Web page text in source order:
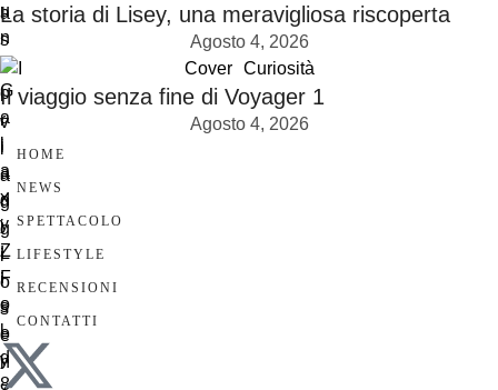
La storia di Lisey, una meravigliosa riscoperta
Agosto 4, 2026
Cover
Curiosità
Il viaggio senza fine di Voyager 1
Agosto 4, 2026
HOME
NEWS
SPETTACOLO
LIFESTYLE
RECENSIONI
CONTATTI